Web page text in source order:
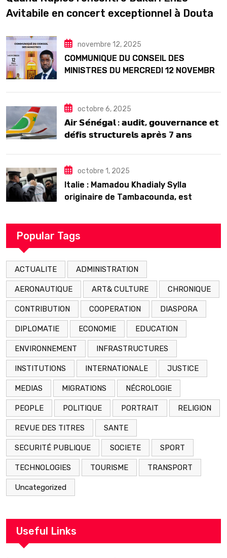
Avitabile en concert exceptionnel à Douta
novembre 12, 2025
COMMUNIQUE DU CONSEIL DES
MINISTRES DU MERCREDI 12 NOVEMBRE
octobre 6, 2025
𝗔𝗶𝗿 𝗦𝗲́𝗻𝗲́𝗴𝗮𝗹 : 𝗮𝘂𝗱𝗶𝘁, 𝗴𝗼𝘂𝘃𝗲𝗿𝗻𝗮𝗻𝗰𝗲 𝗲𝘁
𝗱𝗲́𝗳𝗶𝘀 𝘀𝘁𝗿𝘂𝗰𝘁𝘂𝗿𝗲𝗹𝘀 𝗮𝗽𝗿𝗲̀𝘀 7 𝗮𝗻𝘀
octobre 1, 2025
Italie : Mamadou Khadialy Sylla
originaire de Tambacounda, est
arrestation
Popular Tags
ACTUALITE ADMINISTRATION
AERONAUTIQUE ART& CULTURE CHRONIQUE
CONTRIBUTION COOPERATION DIASPORA
DIPLOMATIE ECONOMIE EDUCATION
ENVIRONNEMENT INFRASTRUCTURES
INSTITUTIONS INTERNATIONALE JUSTICE
MEDIAS MIGRATIONS NÉCROLOGIE
PEOPLE POLITIQUE PORTRAIT RELIGION
REVUE DES TITRES SANTE
SECURITÉ PUBLIQUE SOCIETE SPORT
TECHNOLOGIES TOURISME TRANSPORT
Uncategorized
Useful Links